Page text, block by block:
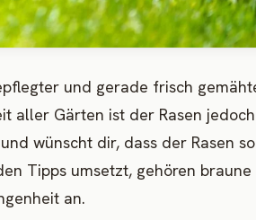
und gerade frisch
aller Gärten ist der Rasen
wünscht dir, dass der Rasen so
Tipps umsetzt, gehören
an.